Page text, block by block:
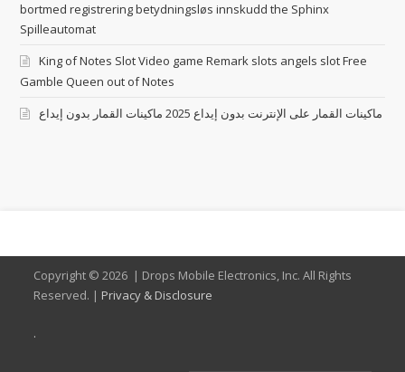
bortmed registrering betydningsløs innskudd the Sphinx
Spilleautomat
King of Notes Slot Video game Remark slots angels slot Free
Gamble Queen out of Notes
ماكينات القمار على الإنترنت بدون إيداع 2025 ماكينات القمار بدون إيداع
Copyright ©2026 | Drops Mobile Electronics, Inc. All Rights
Reserved. | Privacy & Disclosure
.